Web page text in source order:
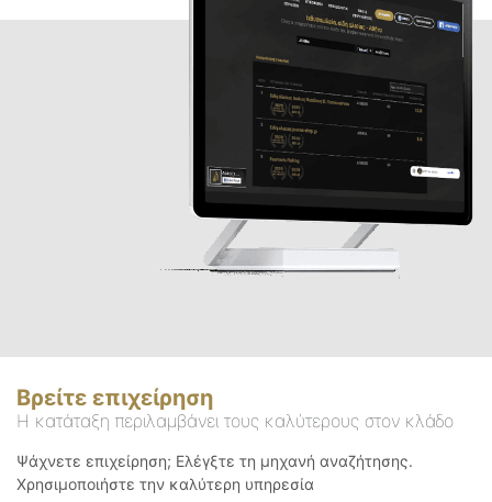
Βρείτε επιχείρηση
Η κατάταξη περιλαμβάνει τους καλύτερους στον κλάδο
Ψάχνετε επιχείρηση; Ελέγξτε τη μηχανή αναζήτησης.
Χρησιμοποιήστε την καλύτερη υπηρεσία